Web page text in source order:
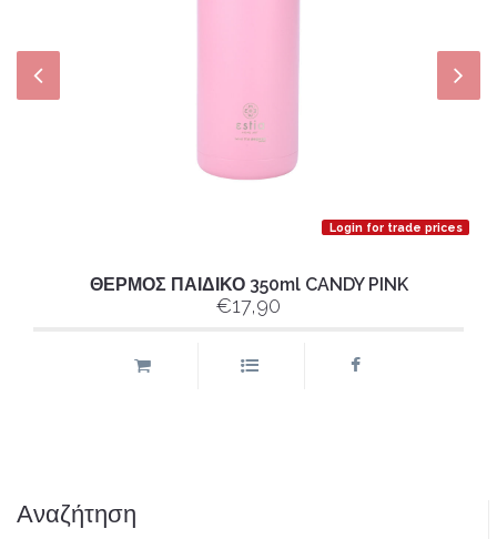
Login for trade prices
ΘΕΡΜΟΣ ΠΑΙΔΙΚΟ 350ml CANDY PINK
€17,90
Αναζήτηση